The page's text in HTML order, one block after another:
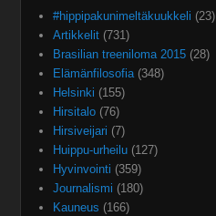
#hippipakunimeltäkuukkeli (23)
Artikkelit (731)
Brasilian treeniloma 2015 (28)
Elämänfilosofia(348)
Helsinki (155)
Hirsitalo (76)
Hirsiveijari (7)
Huippu-urheilu (127)
Hyvinvointi (359)
Journalismi (180)
Kauneus (166)